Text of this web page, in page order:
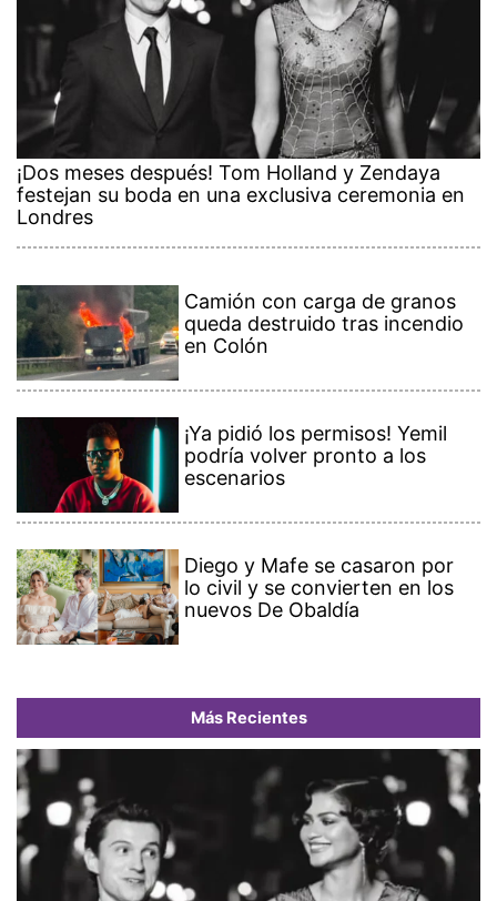
¡Dos meses después! Tom Holland y Zendaya
festejan su boda en una exclusiva ceremonia en
Londres
Camión con carga de granos
queda destruido tras incendio
en Colón
¡Ya pidió los permisos! Yemil
podría volver pronto a los
escenarios
Diego y Mafe se casaron por
lo civil y se convierten en los
nuevos De Obaldía
Más Recientes